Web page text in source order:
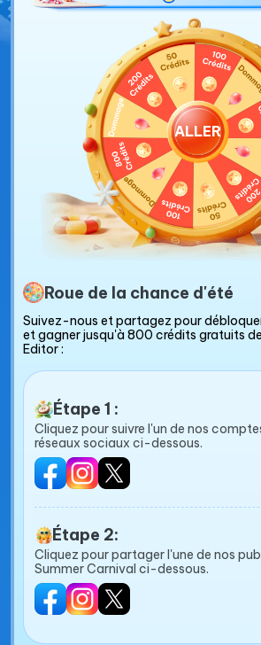
ALLER
Roue de la chance d'été
Suivez-nous et partagez pour
et gagner jusqu'à 800 crédits gratuits
Editor :
Étape 1 :
Cliquez pour suivre l'un de nos
réseaux sociaux ci-dessous.
Étape 2:
Cliquez pour partager l'une de nos
Summer Carnival ci-dessous.